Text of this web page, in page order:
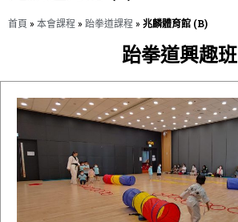
首頁 »本會課程 »跆拳道課程 »兆麟體育館 (B)
跆拳道興趣班